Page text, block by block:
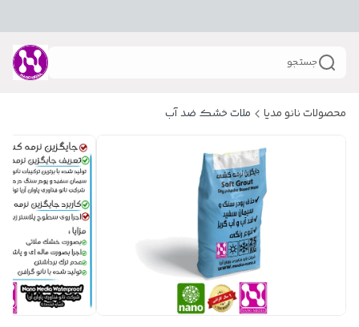
جستجو
محصولات نانو مدیا ملات خشک ضد آب